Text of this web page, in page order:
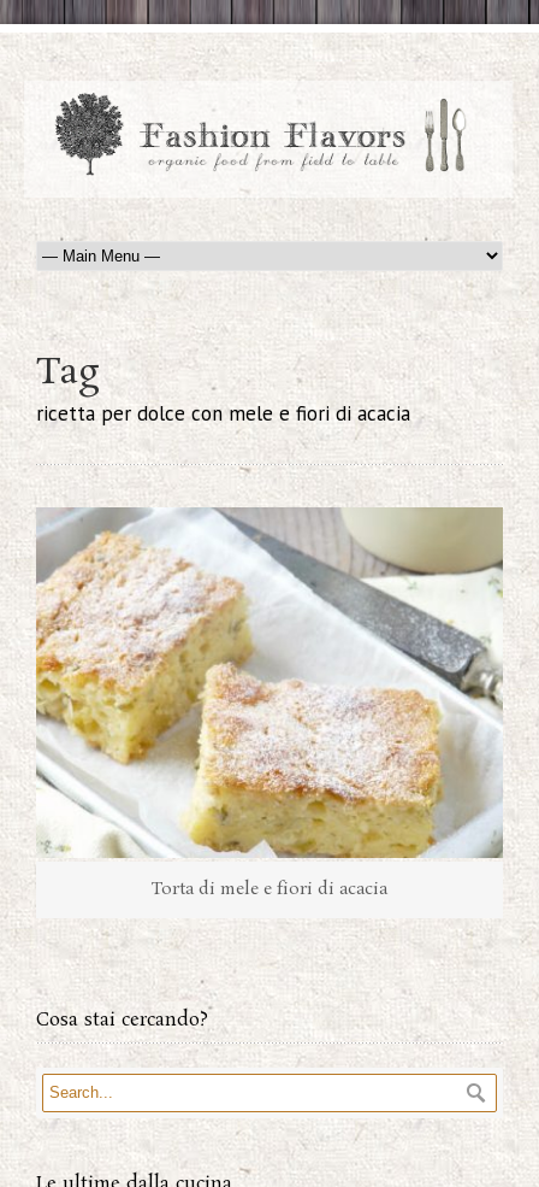
Tag
ricetta per dolce con mele e fiori di acacia
Torta di mele e fiori di acacia
Cosa stai cercando?